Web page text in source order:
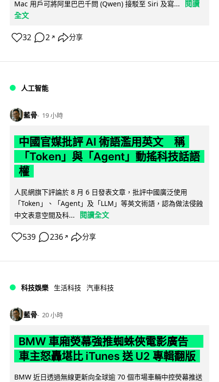
Mac 用戶可將阿里巴巴千問 (Qwen) 接駁至 Siri 及寫...
閱讀
全文
32 2 ↗ 分享
人工智能
藍骨 19 小時
中國官媒批評 AI 術語濫用英文 稱
「Token」與「Agent」動搖科技話語
權
人民網旗下評論於 8 月 6 日發表文章，批評中國廣泛使用
「Token」、「Agent」及「LLM」等英文術語，認為做法侵蝕
中文表意空間及科...
閱讀全文
539 236 ↗ 分享
科技娛樂 生活科技 汽車科技
藍骨 20 小時
BMW 車廂熒幕強推蜘蛛俠電影廣告
車主怒轟堪比 iTunes 送 U2 專輯翻版
BMW 近日透過無線更新向全球逾 70 個市場車輛中控熒幕推送